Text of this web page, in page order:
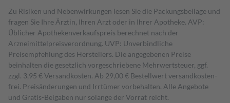
Zu Risiken und Nebenwirkungen lesen Sie die Packungsbeilage und
fragen Sie Ihre Ärztin, Ihren Arzt oder in Ihrer Apotheke. AVP:
Üblicher Apothekenverkaufspreis berechnet nach der
Arzneimittelpreisverordnung. UVP: Unverbindliche
Preisempfehlung des Herstellers. Die angegebenen Preise
beinhalten die gesetzlich vorgeschriebene Mehrwertsteuer, ggf.
zzgl. 3,95 € Versandkosten. Ab 29,00 € Bestell­wert versand­kosten­
frei. Preisänderungen und Irrtümer vorbehalten. Alle Angebote
und Gratis-Beigaben nur solange der Vorrat reicht.